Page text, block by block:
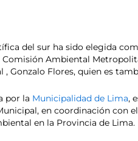
del sur ha sido elegida
Comisión Ambiental
, Gonzalo Flores, quien es
por la Municipalidad de Lima,
en coordinación con
en la Provincia de Lima.